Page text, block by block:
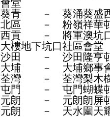
會堂
葵青 － 葵涌葵盛西
北區 － 粉嶺祥華邨
西貢 － 將軍澳坑口
大樓地下坑口社區會堂
沙田 － 沙田隆亨邨
大埔 － 大埔鄉事會
荃灣 － 荃灣梨木樹
屯門 － 屯門蝴蝶邨
元朗 － 元朗朗屏邨
元朗 － 天水圍天耀